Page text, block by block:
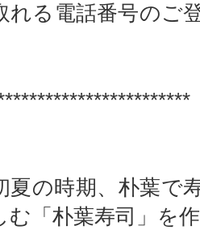
れる電話番号のご
夏の時期、朴葉で
む「朴葉寿司」を